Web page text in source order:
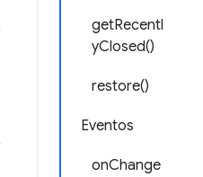
getRecentl
yClosed()
restore()
Eventos
onChange